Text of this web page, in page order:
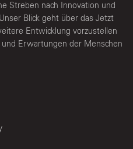
Streben nach Innovation und
Blick geht über das Jetzt
Entwicklung vorzustellen
Erwartungen der Menschen